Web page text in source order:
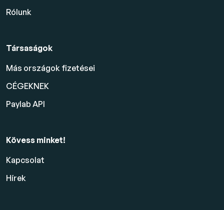
Rólunk
Társaságok
Más országok fizetései
CÉGEKNEK
Paylab API
Kövess minket!
Kapcsolat
Hírek